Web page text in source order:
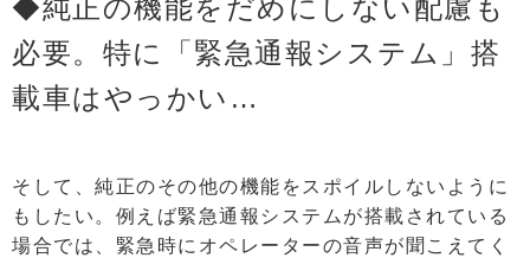
◆純正の機能をだめにしない配慮も
必要。特に「緊急通報システム」搭
載車はやっかい…
そして、純正のその他の機能をスポイルしないように
もしたい。例えば緊急通報システムが搭載されている
場合では、緊急時にオペレーターの音声が聞こえてく